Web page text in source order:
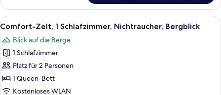
Apartment,
2 Schlafzimmer,
Bergblick
Alle
Fotos
für
Comfort-
Zelt,
1
Schlafzimmer,
Eine Zelthütte mit Bett, umgeben
34
Comfort-Zelt, 1 Schlafzimmer, Nichtraucher, Bergblick
Blick auf die Berge
1 Schlafzimmer
Platz für 2 Personen
1 Queen-Bett
Kostenloses WLAN